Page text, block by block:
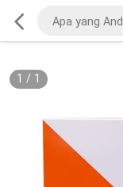
1 / 1